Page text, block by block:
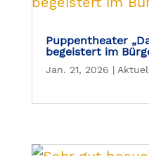
Puppentheater
begeistert im
Jan. 21, 2026 |